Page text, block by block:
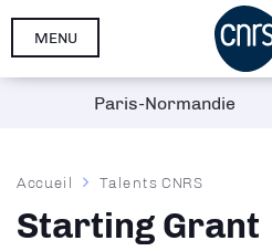
Aller
MENU
Fil
d'Ariane
Accueil Talents CNRS
Starting Grant